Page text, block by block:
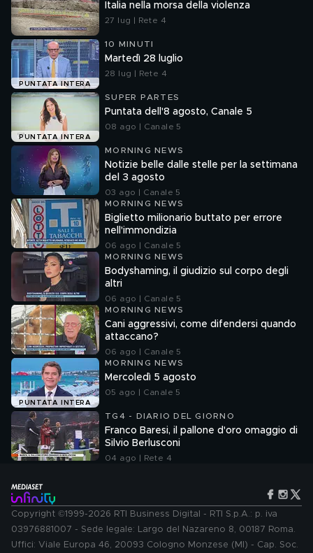
Italia nella morsa della violenza
27 lug | Rete 4
PUNTATA INTERA
10 MINUTI
Martedì 28 luglio
28 lug | Rete 4
PUNTATA INTERA
SUPER PARTES
Puntata dell'8 agosto, Canale 5
08 ago | Canale 5
MORNING NEWS
Notizie belle dalle stelle per la settimana
del 3 agosto
03 ago | Canale 5
MORNING NEWS
Biglietto milionario buttato per errore
nell'immondizia
06 ago | Canale 5
MORNING NEWS
Bodyshaming, il giudizio sul corpo degli
altri
06 ago | Canale 5
MORNING NEWS
Cani aggressivi, come difendersi quando
attaccano?
06 ago | Canale 5
PUNTATA INTERA
MORNING NEWS
Mercoledì 5 agosto
05 ago | Canale 5
TG4 - DIARIO DEL GIORNO
Franco Baresi, il pallone d'oro omaggio di
Silvio Berlusconi
04 ago | Rete 4
Copyright ©1999-2026 RTI Business Digital - RTI S.p.A.: p. iva
03976881007 - Sede legale: Largo del Nazareno 8, 00187 Roma.
Uffici: Viale Europa 46, 20093 Cologno Monzese (MI) - Cap. Soc.